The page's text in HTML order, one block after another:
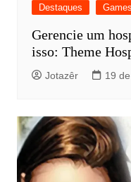
Destaques Games
Gerencie um
isso: Theme
Jotazêr 19